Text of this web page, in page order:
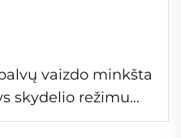
vaizdo minkšta
skydelio režimu
video šviesa